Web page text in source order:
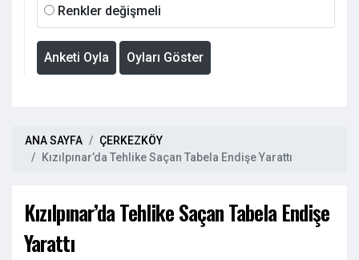
Renkler değişmeli
Anketi Oyla Oyları Göster
ANA SAYFA
ÇERKEZKÖY
Kızılpınar’da Tehlike Saçan Tabela Endişe Yarattı
Kızılpınar’da Tehlike Saçan Tabela Endişe
Yarattı